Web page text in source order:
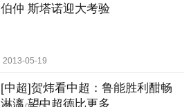
伯仲 斯塔诺迎大考验
2013-05-19
[中超]贺炜看中超：鲁能胜利酣畅
淋漓 望中超德比更多